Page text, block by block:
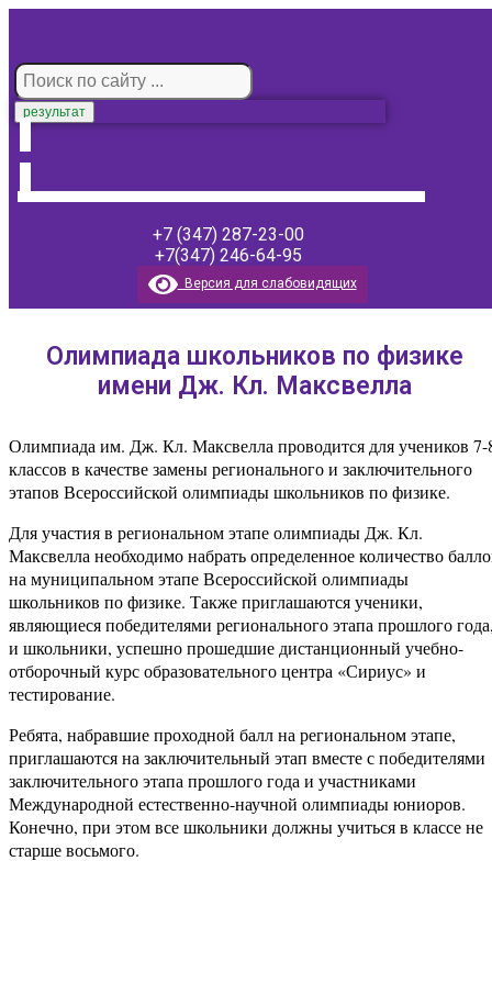
результат
+7 (347) 287-23-00
+7(347) 246-64-95
Версия для слабовидящих
Олимпиада школьников по физике
имени Дж. Кл. Максвелла
Олимпиада им. Дж. Кл. Максвелла проводится для учеников 7-
классов в качестве замены регионального и заключительного
этапов Всероссийской олимпиады школьников по физике.
Для участия в региональном этапе олимпиады Дж. Кл.
Максвелла необходимо набрать определенное количество
на муниципальном этапе Всероссийской олимпиады
школьников по физике. Также приглашаются ученики,
являющиеся победителями регионального этапа прошлого
и школьники, успешно прошедшие дистанционный учебно-
отборочный курс образовательного центра «Сириус» и
тестирование.
Ребята, набравшие проходной балл на региональном этапе,
приглашаются на заключительный этап вместе с победителями
заключительного этапа прошлого года и участниками
Международной естественно-научной олимпиады юниоров.
Конечно, при этом все школьники должны учиться в классе не
старше восьмого.